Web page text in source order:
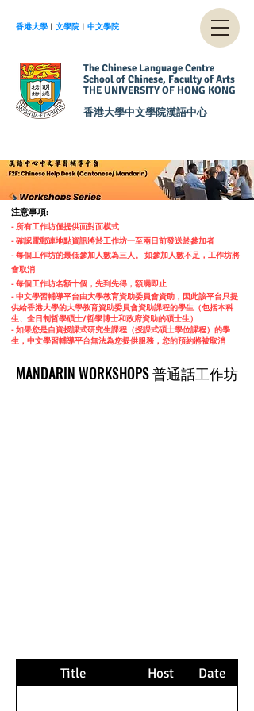
香港大學 ︱ 文學院 ︱ 中文學院
The Chinese Language Centre
School of Chinese, Faculty of Arts
THE UNIVERSITY OF HONG KONG
香港大學中文學院漢語中心
注意事項:
- 所有工作坊僅提供面對面模式
- 確認電郵連地點資訊將於工作坊一至兩日前發送於參加者
-每個工作坊的最低參加人數為三人。 如參加人數不足，工作坊將
會取消
-每個工作坊名額十個，先到先得，額滿即止
- 中文學習輔導平台由大學教育資助委員會資助，因此該平台只提
供給香港大學的大學教育資助委員會資助課程的學生（包括本科
生、全日制哲學碩士/哲學博士和政府資助的碩士生）
- 如果您是自資授課式研究生課程（授課式碩士學位課程）的學
生，中文學習輔導平台無法為您提供服務，您的預約將被取消
MANDARIN WORKSHOPS 普通話工作坊
MANDARIN WORKSHOPS 普通話工作坊
Title Host Date